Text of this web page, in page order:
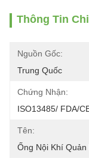
Thông Tin
Nguồn Gốc:
Trung Quốc
Chứng Nhận:
ISO13485/ FDA/
Tên:
Ống Nội Khí